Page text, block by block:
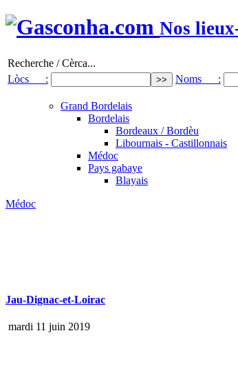
Nos
Recherche / Cèrca...
Lòcs :
Noms :
Grand Bordelais
Bordelais
Bordeaux / Bordèu
Libournais - Castillonnais
Médoc
Pays gabaye
Blayais
Médoc
Jau-Dignac-et-Loirac
mardi 11 juin 2019